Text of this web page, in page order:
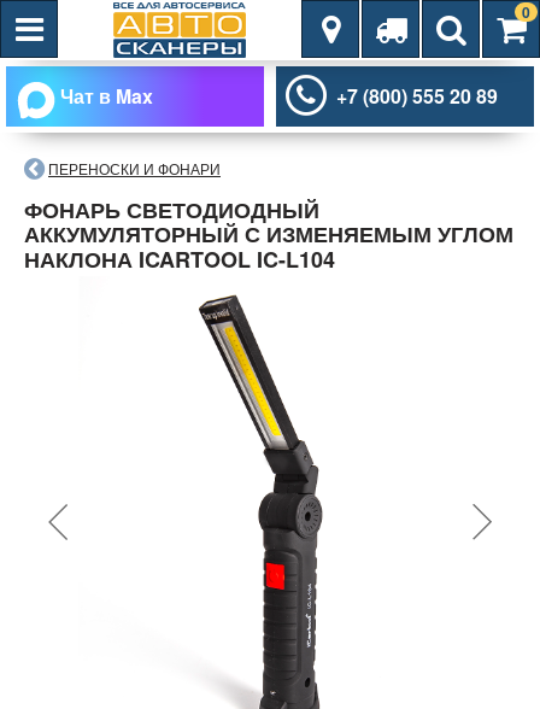
0
Чат в Max +7 (800) 555 20 89
ПЕРЕНОСКИ И ФОНАРИ
ФОНАРЬ СВЕТОДИОДНЫЙ
АККУМУЛЯТОРНЫЙ С ИЗМЕНЯЕМЫМ УГЛОМ
НАКЛОНА ICARTOOL IC-L104